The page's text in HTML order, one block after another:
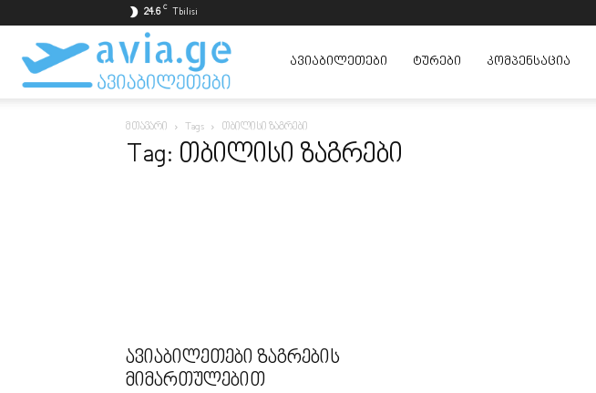
24.6 C Tbilisi
ავიაბილეთები
ყველაზე
ᲐᲕᲘᲐᲑᲘᲚᲔᲗᲔᲑᲘ ᲢᲣᲠᲔᲑᲘ ᲙᲝᲛᲞᲔᲜᲡᲐᲪᲘᲐ
მთავარი Tags თბილისი ზაგრები
Tag: თბილისი ზაგრები
ავიაბილეთები ზაგრების
მიმართულებით